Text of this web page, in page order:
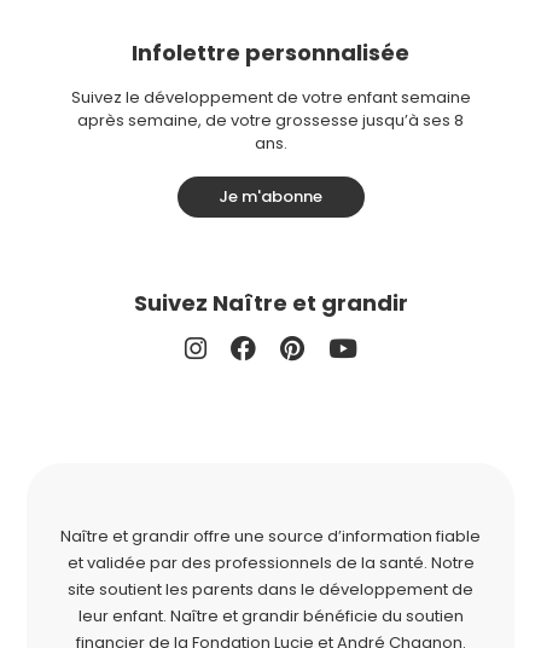
Infolettre personnalisée
Suivez le développement de votre enfant semaine
après semaine, de votre grossesse jusqu’à ses 8
ans.
Je m'abonne
Suivez Naître et grandir
Naître et grandir offre une source d’information fiable
et validée par des professionnels de la santé. Notre
site soutient les parents dans le développement de
leur enfant. Naître et grandir bénéficie du soutien
financier de la Fondation Lucie et André Chagnon.